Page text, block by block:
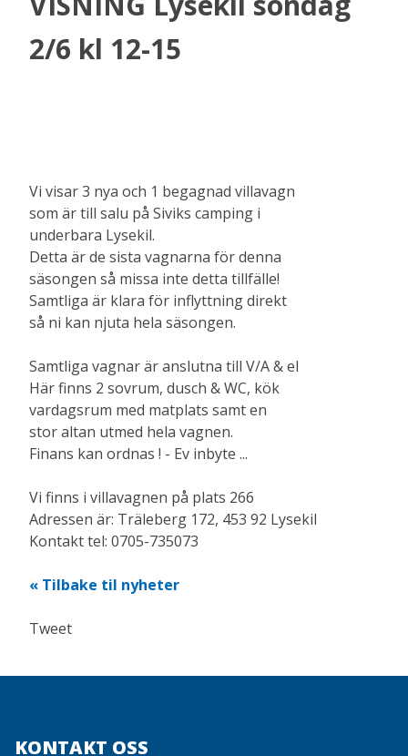
2/6 kl 12-15
Vi visar 3 nya och 1 begagnad villavagn
som är till salu på Siviks camping i
underbara Lysekil.
Detta är de sista vagnarna för denna
säsongen så missa inte detta tillfälle!
Samtliga är klara för inflyttning direkt
så ni kan njuta hela säsongen.
Samtliga vagnar är anslutna till V/A & el
Här finns 2 sovrum, dusch & WC, kök
vardagsrum med matplats samt en
stor altan utmed hela vagnen.
Finans kan ordnas ! - Ev inbyte ...
Vi finns i villavagnen på plats 266
Adressen är: Träleberg 172, 453 92 Lysekil
Kontakt tel: 0705-735073
Tilbake til nyheter
Tweet
KONTAKT OSS